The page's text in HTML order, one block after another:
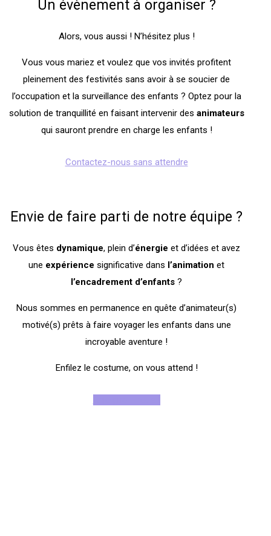
Un évènement à organiser ?
Alors, vous aussi ! N’hésitez plus !
Vous vous mariez et voulez que vos invités profitent
pleinement des festivités sans avoir à se soucier de
l’occupation et la surveillance des enfants ? Optez pour la
solution de tranquillité en faisant intervenir des animateurs
qui sauront prendre en charge les enfants !
Contactez-nous sans attendre
Envie de faire parti de notre équipe ?
Vous êtes dynamique, plein d’énergie et d’idées et avez
une expérience significative dans l’animation et
l’encadrement d’enfants ?
Nous sommes en permanence en quête d’animateur(s)
motivé(s) prêts à faire voyager les enfants dans une
incroyable aventure !
Enfilez le costume, on vous attend !